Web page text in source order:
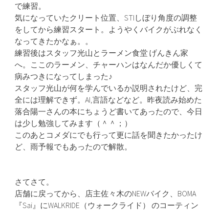
で練習。
気になっていたクリート位置、STIしぼり角度の調整
をしてから練習スタート。ようやくバイクがぶれなく
なってきたかなぁ。。
練習後はスタッフ光山とラーメン食堂 げんきん家
へ。ここのラーメン、チャーハンはなんだか優しくて
病みつきになってしまった♪
スタッフ光山が何を学んでいるか説明されたけど、完
全には理解できず。AI,言語などなど。昨夜読み始めた
落合陽一さんの本にちょうど書いてあったので、今日
は少し勉強してみます（＾＾；）
このあとコメダにでも行って更に話を聞きたかったけ
ど、雨予報でもあったので解散。
さてさて。
店舗に戻ってから、店主佐々木のNEWバイク、BOMA
『Sai』にWALKRIDE（ウォークライド） のコーティン